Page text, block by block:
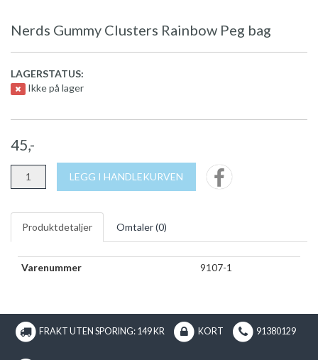
Nerds Gummy Clusters Rainbow Peg bag
LAGERSTATUS:
Ikke på lager
45,-
LEGG I HANDLEKURVEN
Produktdetaljer Omtaler (0)
Varenummer 9107-1
FRAKT UTEN SPORING: 149 KR KORT 91380129